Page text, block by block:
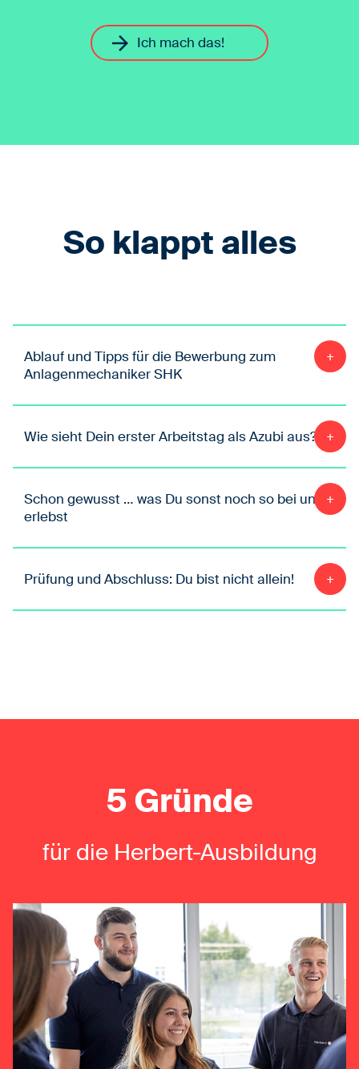
arrow_forward Ich mach das!
So klappt alles
Ablauf und Tipps für die Bewerbung zum
Anlagenmechaniker SHK
Wie sieht Dein erster Arbeitstag als Azubi aus?
Schon gewusst … was Du sonst noch so bei uns
erlebst
Prüfung und Abschluss: Du bist nicht allein!
5 Gründe
für die Herbert-Ausbildung